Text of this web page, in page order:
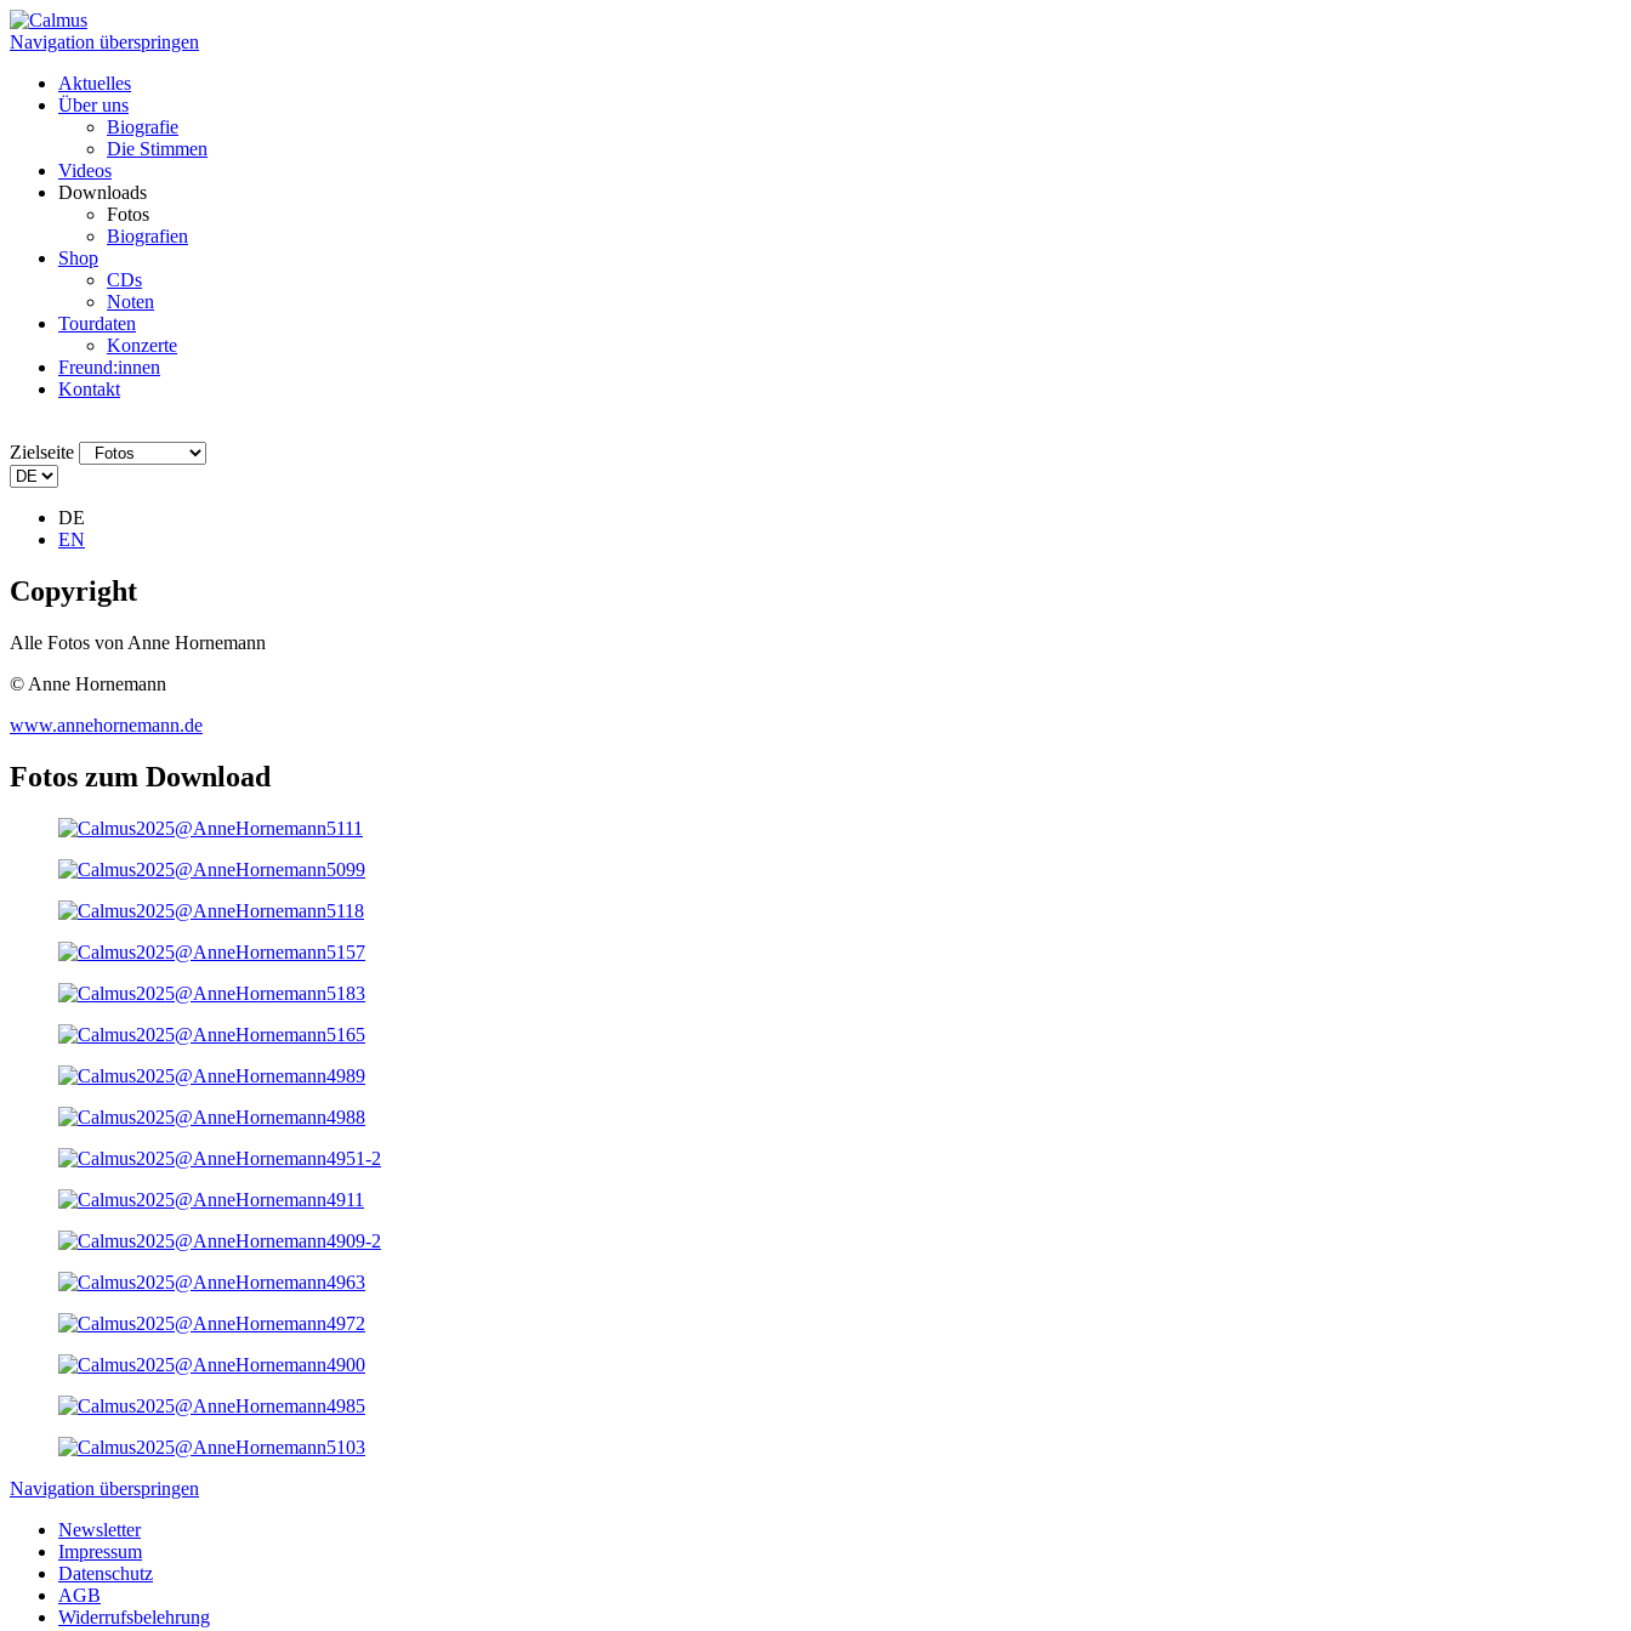
Navigation überspringen
Aktuelles
Über uns
Biografie
Die Stimmen
Videos
Downloads
Fotos
Biografien
Shop
CDs
Noten
Tourdaten
Konzerte
Freund:innen
Kontakt
Zielseite
DE
EN
Copyright
Alle Fotos von Anne Hornemann
© Anne Hornemann
www.annehornemann.de
Fotos zum Download
Navigation überspringen
Newsletter
Impressum
Datenschutz
AGB
Widerrufsbelehrung